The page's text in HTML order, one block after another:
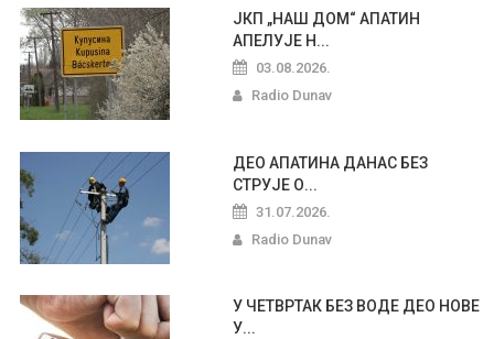
ЈКП „НАШ ДОМ“ АПАТИН
АПЕЛУЈЕ Н...
03.08.2026.
Radio Dunav
ДЕО АПАТИНА ДАНАС БЕЗ
СТРУЈЕ О...
31.07.2026.
Radio Dunav
У ЧЕТВРТАК БЕЗ ВОДЕ ДЕО НОВЕ
У...